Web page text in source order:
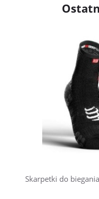
Skarpetki do